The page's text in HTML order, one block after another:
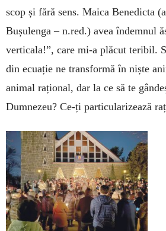
scop și fără sens. Maica Benedicta
Bușulenga – n.red.) avea îndemnul
verticala!”, care mi-a plăcut teribil.
din ecuație ne transformă în niște
animal rațional, dar la ce să te
Dumnezeu? Ce-ți particularizează